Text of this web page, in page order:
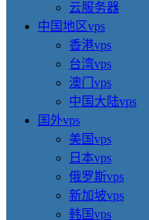
云服务器
中国地区vps
香港vps
台湾vps
澳门vps
中国大陆vps
国外vps
美国vps
日本vps
俄罗斯vps
新加坡vps
韩国vps